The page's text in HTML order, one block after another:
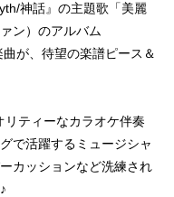
神話』の主題歌「美麗
ン）のアルバム
が、待望の楽譜ピース＆
ティーなカラオケ伴奏
で活躍するミュージシャ
カッションなど洗練され